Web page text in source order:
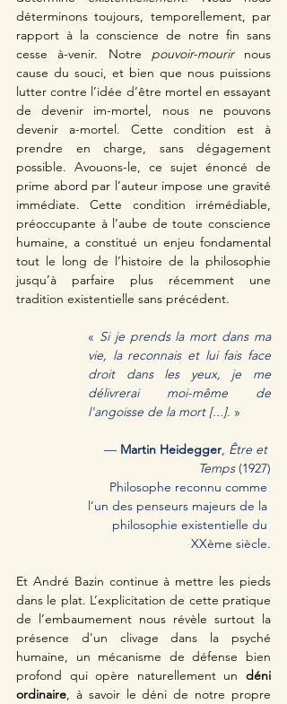
déterminons toujours, temporellement, par
rapport à la conscience de notre fin sans
cesse à-venir. Notre pouvoir-mourir nous
cause du souci, et bien que nous puissions
lutter contre l’idée d’être mortel en essayant
de devenir im-mortel, nous ne pouvons
devenir a-mortel. Cette condition est à
prendre en charge, sans dégagement
possible. Avouons-le, ce sujet énoncé de
prime abord par l’auteur impose une gravité
immédiate. Cette condition irrémédiable,
préoccupante à l’aube de toute conscience
humaine, a constitué un enjeu fondamental
tout le long de l’histoire de la philosophie
jusqu’à parfaire plus récemment une
tradition existentielle sans précédent.
« Si je prends la mort dans ma
vie, la reconnais et lui fais face
droit dans les yeux, je me
délivrerai moi-même de
l'angoisse de la mort [...]. »
— Martin Heidegger, Être et
Temps (1927)
Philosophe reconnu comme
l’un des penseurs majeurs de la
philosophie existentielle du
XXème siècle.
Et André Bazin continue à mettre les pieds
dans le plat. L’explicitation de cette pratique
de l’embaumement nous révèle surtout la
présence d'un clivage dans la psyché
humaine, un mécanisme de défense bien
profond qui opère naturellement un déni
ordinaire, à savoir le déni de notre propre